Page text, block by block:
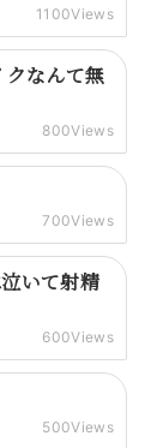
1100Views
クなんて無
800Views
700Views
いて射精
600Views
500Views